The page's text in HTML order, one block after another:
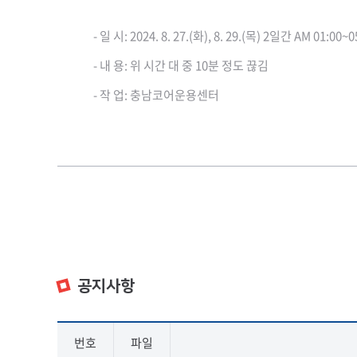
- 일 시: 2024. 8. 27.(화), 8. 29.(목) 2일간 AM
- 내 용: 위 시간 대 중 10분 정도 끊김
- 작 업: 충남코어운용센터
공지사항
번호 파일